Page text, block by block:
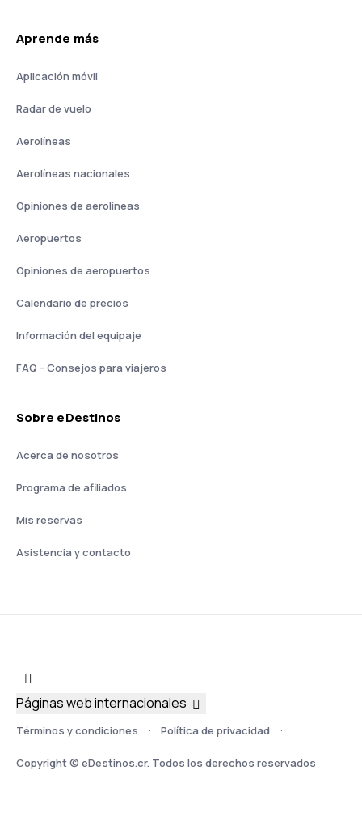
Aprende más
Aplicación móvil
Radar de vuelo
Aerolíneas
Aerolíneas nacionales
Opiniones de aerolíneas
Aeropuertos
Opiniones de aeropuertos
Calendario de precios
Información del equipaje
FAQ - Consejos para viajeros
Sobre eDestinos
Acerca de nosotros
Programa de afiliados
Mis reservas
Asistencia y contacto
Términos y condiciones Política de privacidad
Copyright © eDestinos.cr. Todos los derechos reservados
Páginas web internacionales